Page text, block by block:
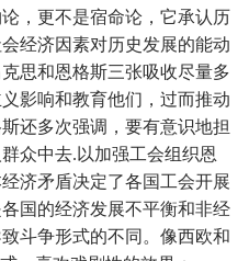
，更不是宿命论，它承认历
经济因素对历史发展的能动
思和恩格斯三张吸收尽量多
影响和教育他们，过而推动
还多次强调，要有意识地担
众中去.以加强工会组织恩
济矛盾决定了各国工会开展
国的经济发展不平衡和非经
斗争形式的不同。像西欧和